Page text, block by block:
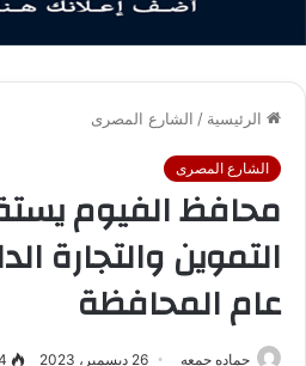
الرئيسية / الشارع المصرى
الشارع المصرى
محافظ الفيوم
التموين والتجارة
عام المحافظة
حماده جمعه 26 ديسمبر، 2023